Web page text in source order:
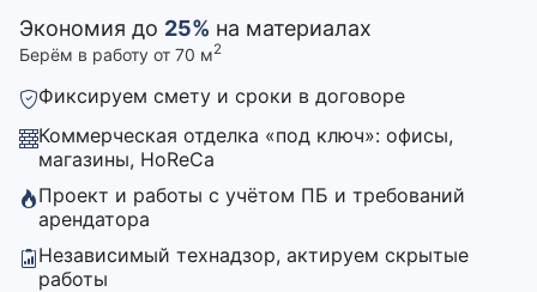
Экономия до 25% на материалах
Берём в работу от 70 м2
Фиксируем смету и сроки в договоре
Коммерческая отделка «под ключ»: офисы,
магазины, HoReCa
Проект и работы с учётом ПБ и требований
арендатора
Независимый технадзор, актируем скрытые
работы